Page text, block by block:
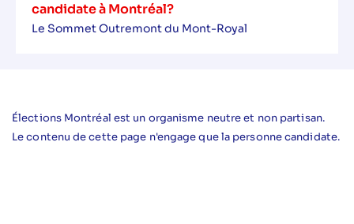
candidate à Montréal?
Le Sommet Outremont du Mont-Royal
Élections Montréal est un organisme neutre et non partisan.
Le contenu de cette page n'engage que la personne candidate.